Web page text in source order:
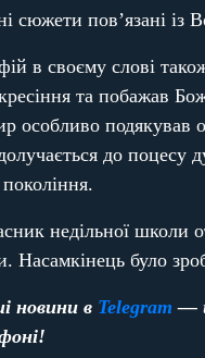
сюжети пов’язані із
в своєму слові
та побажав
особливо
до поцесу
недільної школи
Насамкінець було
новини в Telegram —